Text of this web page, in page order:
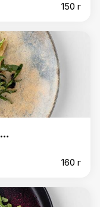
150 г
160 г